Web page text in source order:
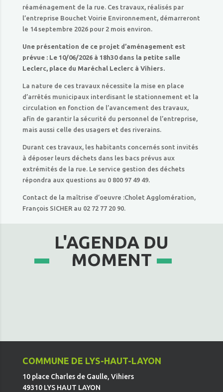
réaménagement de la rue. Ces travaux, réalisés par
l’entreprise Bouchet Voirie Environnement, démarreront
le 14 septembre 2026 pour 2 mois environ.
Une présentation de ce projet d’aménagement est
prévue : Le 10/06/2026 à 18h30 dans la petite salle
Leclerc, place du Maréchal Leclerc à Vihiers.
La nature de ces travaux nécessite la mise en place
d’arrêtés municipaux interdisant le stationnement et la
circulation en fonction de l’avancement des travaux,
afin de garantir la sécurité du personnel de l’entreprise,
mais aussi celle des usagers et des riverains.
Durant ces travaux, les habitants concernés sont invités
à déposer leurs déchets dans les bacs prévus aux
extrémités de la rue. Le service gestion des déchets
répondra aux questions au 0 800 97 49 49.
Contact de la maîtrise d’oeuvre :Cholet Agglomération,
François SICHER au 02 72 77 20 90.
L'AGENDA DU
MOMENT
COMMUNE DE LYS-HAUT-LAYON
10 place Charles de Gaulle, Vihiers
49310 LYS HAUT LAYON